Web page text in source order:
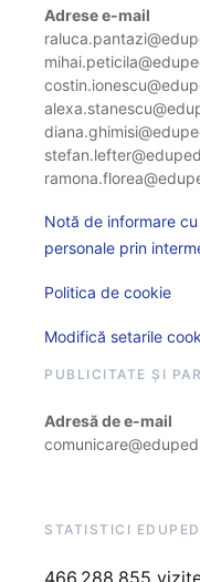
Adrese e-mail
Notă de informare
personale prin
Politica de cookie
Modifică setarile
PUBLICITATE ȘI
Adresă de e-mail
STATISTICI
466.288.855